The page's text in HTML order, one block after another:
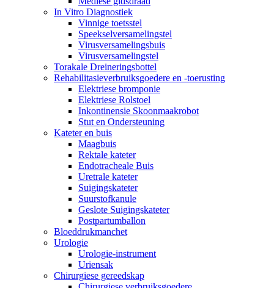
In Vitro Diagnostiek
Vinnige toetsstel
Speekselversamelingstel
Virusversamelingsbuis
Virusversamelingstel
Torakale Dreineringsbottel
Rehabilitasieverbruiksgoedere en -toerusting
Elektriese bromponie
Elektriese Rolstoel
Inkontinensie Skoonmaakrobot
Stut en Ondersteuning
Kateter en buis
Maagbuis
Rektale kateter
Endotracheale Buis
Uretrale kateter
Suigingskateter
Suurstofkanule
Geslote Suigingskateter
Postpartumballon
Bloeddrukmanchet
Urologie
Urologie-instrument
Uriensak
Chirurgiese gereedskap